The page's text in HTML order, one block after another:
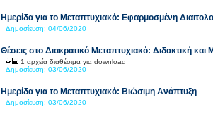
Ημερίδα για το Μεταπτυχιακό: Εφαρμοσμένη
Δημοσίευση: 04/06/2020
Θέσεις στο Διακρατικό Μεταπτυχιακό: Διδακτική
1 αρχεία διαθέσιμα για download
Δημοσίευση: 03/06/2020
Ημερίδα για το Μεταπτυχιακό: Βιώσιμη Ανάπτυξη
Δημοσίευση: 03/06/2020